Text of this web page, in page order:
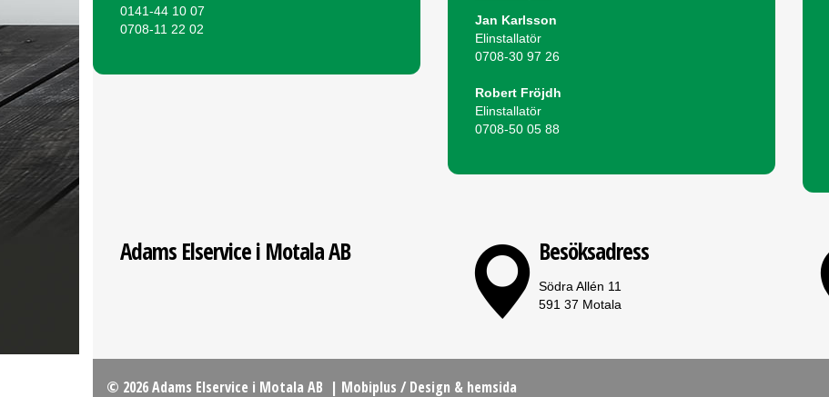
0141-44 10 07
0708-11 22 02
Jan Karlsson
Elinstallatör
0708-30 97 26
Robert Fröjdh
Elinstallatör
0708-50 05 88
Adams Elservice i Motala AB Besöksadress
Södra Allén 11
591 37 Motala
© 2026 Adams Elservice i Motala AB | Mobiplus /Design & hemsida